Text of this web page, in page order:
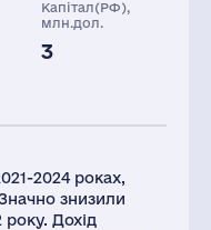
Капітал(РФ),
млн.дол.
3
2024 роках,
знизили
року. Дохід